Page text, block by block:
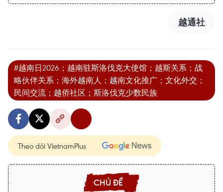
越通社
#越南日2026；越南驻斯洛伐克大使馆；越斯关系；战
略伙伴关系；海外越南人；越南文化推广；文化外交；
民间交流；越侨社区；斯洛伐克少数民族
Theo dõi VietnamPlus